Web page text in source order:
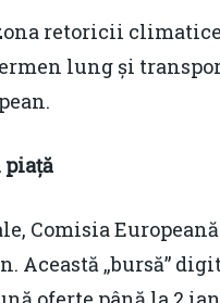
retoricii
lung și
piață
Comisia
„bursă”